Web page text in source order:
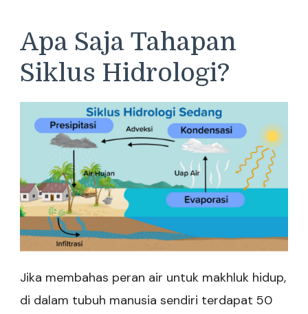
Apa Saja Tahapan
Siklus Hidrologi?
Jika membahas peran air untuk makhluk hidup,
di dalam tubuh manusia sendiri terdapat 50